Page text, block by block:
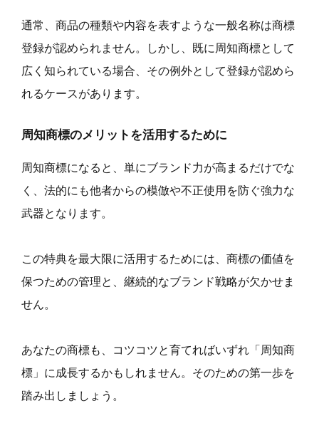
通常、商品の種類や内容を表すような一般名称は商標
登録が認められません。しかし、既に周知商標として
広く知られている場合、その例外として登録が認めら
れるケースがあります。
周知商標のメリットを活用するために
周知商標になると、単にブランド力が高まるだけでな
く、法的にも他者からの模倣や不正使用を防ぐ強力な
武器となります。
この特典を最大限に活用するためには、商標の価値を
保つための管理と、継続的なブランド戦略が欠かせま
せん。
あなたの商標も、コツコツと育てればいずれ「周知商
標」に成長するかもしれません。そのための第一歩を
踏み出しましょう。